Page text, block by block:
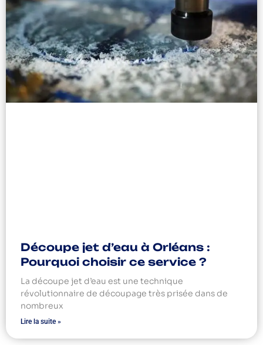
Découpe jet d’eau à Orléans :
Pourquoi choisir ce service ?
La découpe jet d’eau est une technique
révolutionnaire de découpage très prisée dans de
nombreux
Lire la suite »